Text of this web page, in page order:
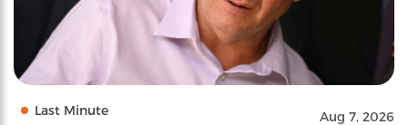
Last Minute Aug 7, 2026